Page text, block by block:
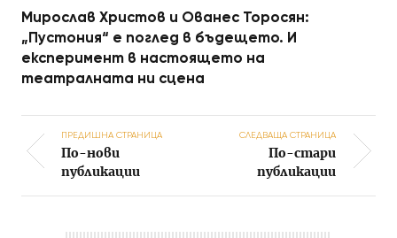
Мирослав Христов и Ованес Торосян:
„Пустония“ е поглед в бъдещето. И
експеримент в настоящето на
театралната ни сцена
Post navigation
СЛЕДВАЩА СТРАНИЦА
По-стари
публикации
ПРЕДИШНА СТРАНИЦА
По-нови
публикации